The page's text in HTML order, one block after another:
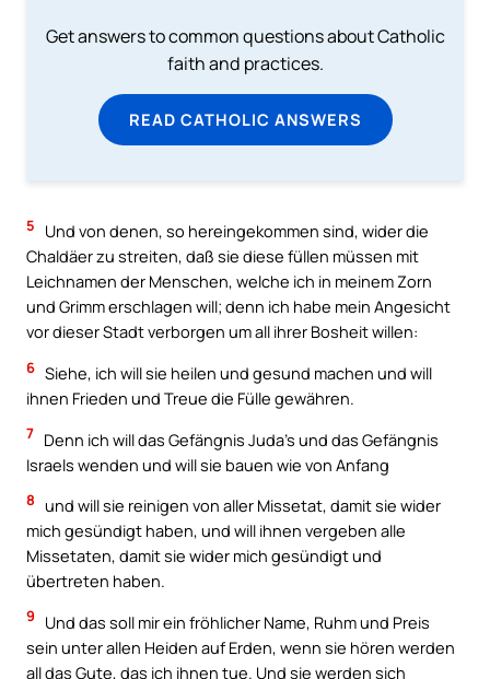
Get answers to common questions about Catholic
faith and practices.
READ CATHOLIC ANSWERS
5
Und von denen, so hereingekommen sind, wider die
Chaldäer zu streiten, daß sie diese füllen müssen mit
Leichnamen der Menschen, welche ich in meinem Zorn
und Grimm erschlagen will; denn ich habe mein Angesicht
vor dieser Stadt verborgen um all ihrer Bosheit willen:
6 Siehe, ich will sie heilen und gesund machen und will
ihnen Frieden und Treue die Fülle gewähren.
7 Denn ich will das Gefängnis Juda’s und das Gefängnis
Israels wenden und will sie bauen wie von Anfang
8 und will sie reinigen von aller Missetat, damit sie wider
mich gesündigt haben, und will ihnen vergeben alle
Missetaten, damit sie wider mich gesündigt und
übertreten haben.
9
Und das soll mir ein fröhlicher Name, Ruhm und Preis
sein unter allen Heiden auf Erden, wenn sie hören werden
all das Gute, das ich ihnen tue. Und sie werden sich